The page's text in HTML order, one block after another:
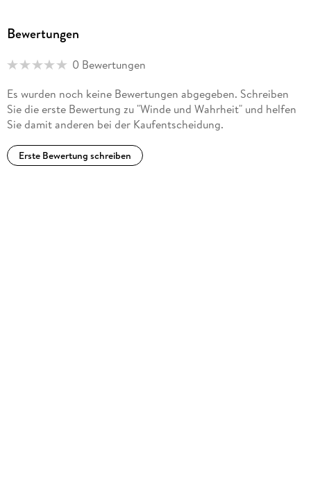
Bewertungen
0 Bewertungen
Es wurden noch keine Bewertungen abgegeben. Schreiben
Sie die erste Bewertung zu "Winde und Wahrheit" und helfen
Sie damit anderen bei der Kaufentscheidung.
Erste Bewertung schreiben